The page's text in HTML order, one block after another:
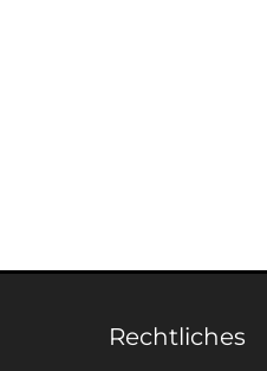
Rechtliches